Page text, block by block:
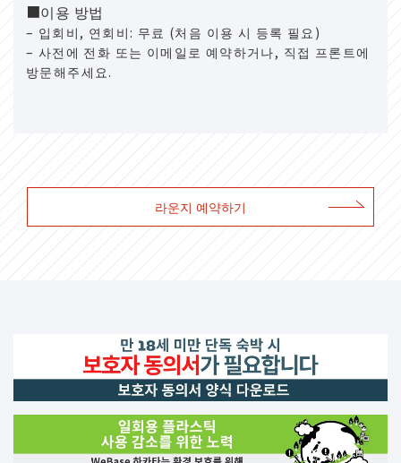
■이용 방법
– 입회비, 연회비: 무료 (처음 이용 시 등록 필요)
– 사전에 전화 또는 이메일로 예약하거나, 직접 프론트에
방문해주세요.
라운지 예약하기